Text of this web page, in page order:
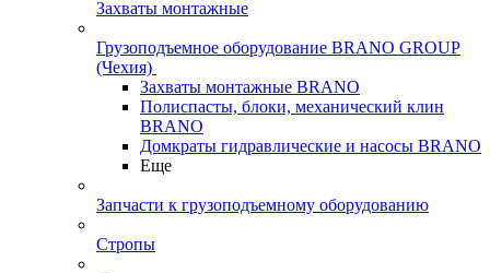
Захваты монтажные
Грузоподъемное оборудование BRANO GROUP
(Чехия)
Захваты монтажные BRANO
Полиспасты, блоки, механический клин
BRANO
Домкраты гидравлические и насосы BRANO
Еще
Запчасти к грузоподъемному оборудованию
Стропы